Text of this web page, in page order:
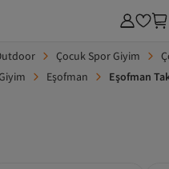
Çocuk Spor Giyim
Eşofman Eşofman